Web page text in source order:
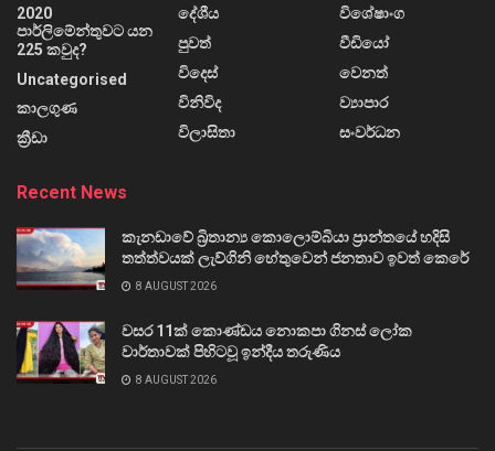
2020
පාර්ලිමේන්තුවට යන
225 කවුද?
Uncategorised
කාලගුණ
ක්‍රීඩා
දේශීය
පුවත්
විදෙස්
විනිවිද
විලාසිතා
විශේෂාංග
වීඩියෝ
වෙනත්
ව්‍යාපාර
සංවර්ධන
Recent News
කැනඩාවේ බ්‍රිතාන්‍ය කොලොම්බියා ප්‍රාන්තයේ හදිසි
තත්ත්වයක් ලැව්ගිනි හේතුවෙන් ජනතාව ඉවත් කෙරේ
8 AUGUST 2026
වසර 11ක් කොණ්ඩය නොකපා ගිනස් ලෝක
වාර්තාවක් පිහිටවූ ඉන්දීය තරුණිය
8 AUGUST 2026